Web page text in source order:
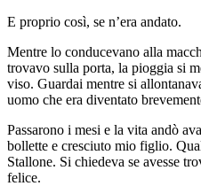
E proprio così, se n’era andato.
Mentre lo conducevano alla
trovavo sulla porta, la pioggia si
viso. Guardai mentre si
uomo che era diventato
Passarono i mesi e la vita andò
bollette e cresciuto mio figlio.
Stallone. Si chiedeva se avesse
felice.